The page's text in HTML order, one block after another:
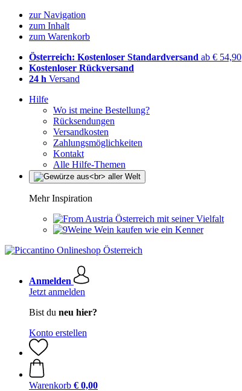
zur Navigation
zum Inhalt
zum Warenkorb
Österreich: Kostenloser Standardversand ab € 54,90
Kostenloser Rückversand
24 h Versand
Hilfe
Wo ist meine Bestellung?
Rücksendungen
Versandkosten
Zahlungsmöglichkeiten
Kontakt
Alle Hilfe-Themen
Mehr Inspiration
Österreich mit seiner Vielfalt
Wein kaufen wie ein Kenner
Anmelden
Jetzt anmelden
Bist du neu hier?
Konto erstellen
Warenkorb € 0,00